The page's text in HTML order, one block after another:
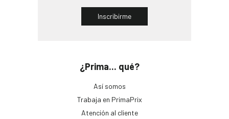
¿Prima... qué?
Así somos
Trabaja en PrimaPrix
Atención al cliente
Inscribirme